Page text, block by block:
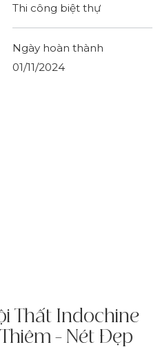
Thi công biệt thự
Ngày hoàn thành
01/11/2024
Thất Indochine
– Nét Đẹp